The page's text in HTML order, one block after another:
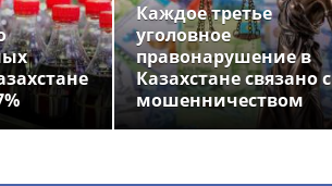
Каждое третье
уголовное
правонарушение в
Казахстане связано с
мошенничеством